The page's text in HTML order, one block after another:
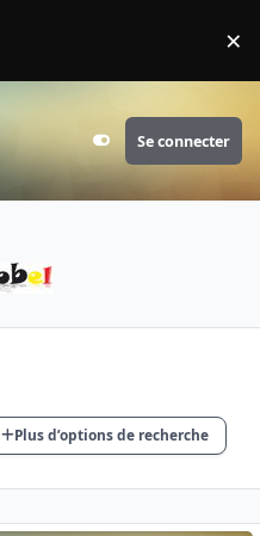
×
Customizer
Se connecter
Plus d’options de recherche